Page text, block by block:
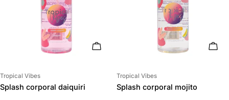
AÑADIR AL CARRITO
Proveedor:
Tropical Vibes
Splash corporal daiquiri
Proveedor:
Tropical Vibes
Splash corporal mojito